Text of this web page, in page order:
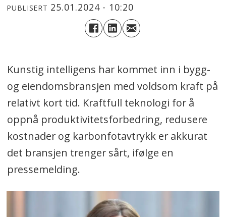
PUBLISERT 25.01.2024 - 10:20
Kunstig intelligens har kommet inn i bygg-
og eiendomsbransjen med voldsom kraft på
relativt kort tid. Kraftfull teknologi for å
oppnå produktivitetsforbedring, redusere
kostnader og karbonfotavtrykk er akkurat
det bransjen trenger sårt, ifølge en
pressemelding.